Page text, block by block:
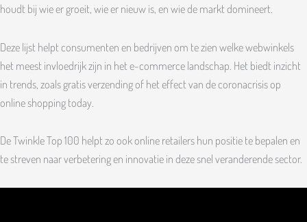
houdt bij wie er groeit, wie er nieuw is, en wie de markt domineert.
Deze lijst helpt consumenten en bedrijven om te zien welke webwinkels
het meest invloedrijk zijn in het e-commerce landschap. Het biedt inzicht
in trends, zoals gratis verzending of het effect van de coronacrisis op
online shopping today.
De Twinkle Top 100 helpt zo ook online retailers hun positie te bepalen en
te streven naar verbetering en innovatie in deze snel veranderende sector.